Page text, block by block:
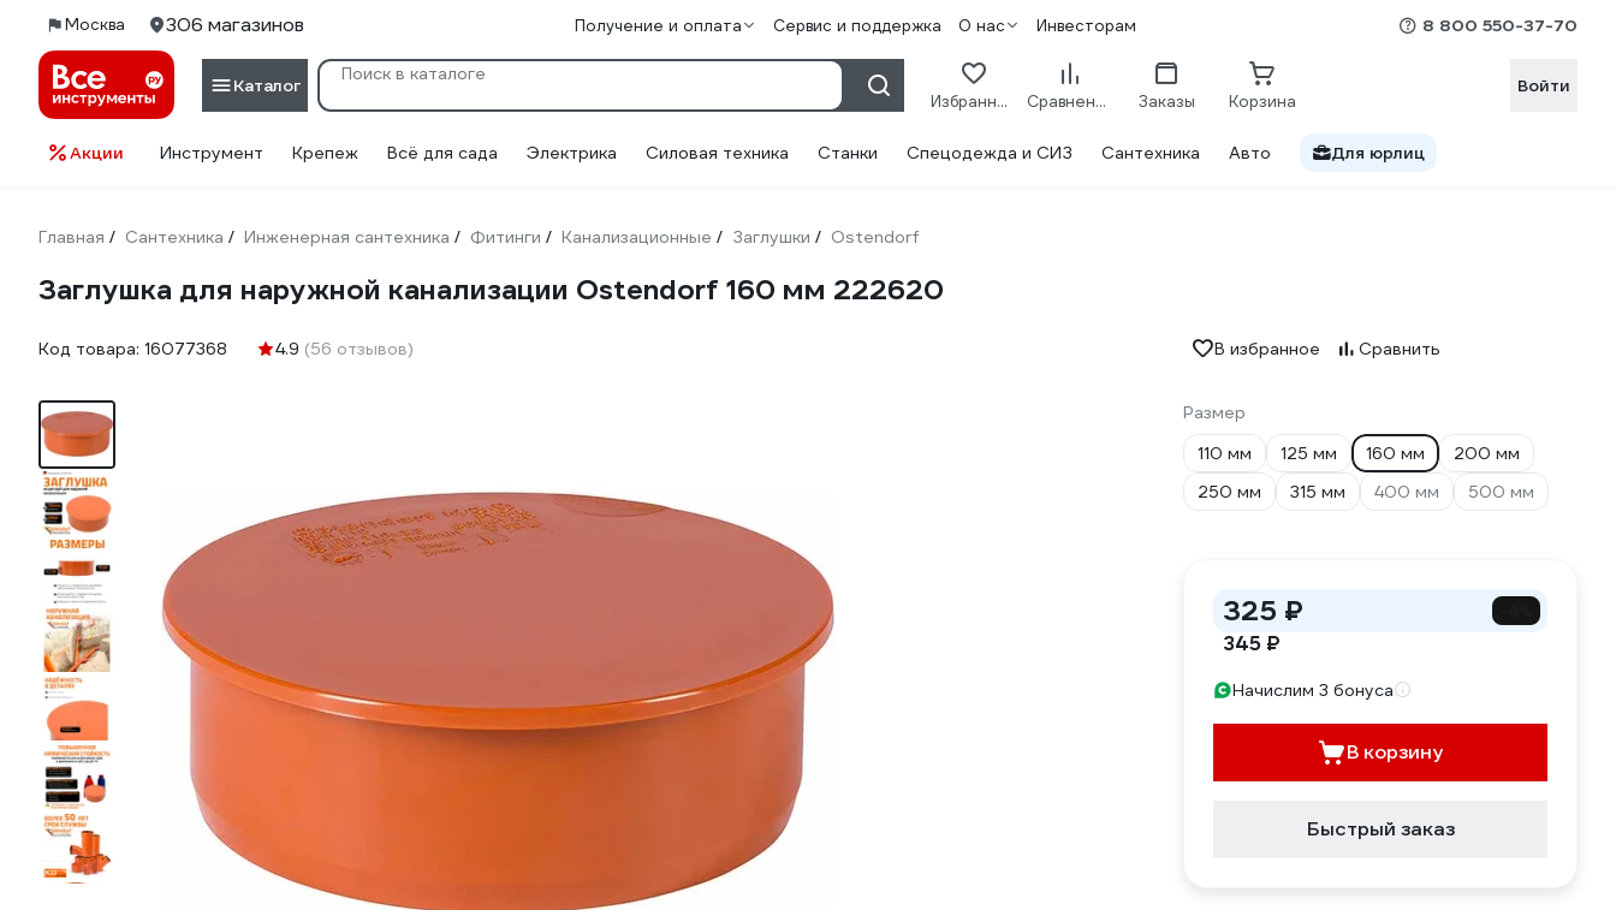
Москва 306 магазинов Получение и оплата Сервис и поддержка О нас Инвесторам 8 800 550-37-70
Каталог
Избранное Сравнение Заказы Корзина
Войти
Акции Инструмент Крепеж Всё для сада Электрика Силовая техника Станки Спецодежда и СИЗ Сантехника Авто Для юрлиц
Главная / Сантехника / Инженерная сантехника / Фитинги / Канализационные / Заглушки / Ostendorf
Заглушка для наружной канализации Ostendorf 160 мм 222620
Код товара: 16077368 4.9 (56 отзывов) В избранное Сравнить
Размер
110 мм
125 мм 160 мм
200 мм
250 мм
315 мм 400 мм 500 мм
325 ₽
345 ₽
Начислим 3 бонуса
В корзину
Быстрый заказ